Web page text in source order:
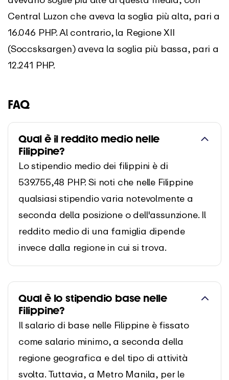
Central Luzon che aveva la soglia più alta, pari a
16.046 PHP. Al contrario, la Regione XII
(Soccsksargen) aveva la soglia più bassa, pari a
12.241 PHP.
FAQ
Qual è il reddito medio nelle
Filippine?
Lo stipendio medio dei filippini è di
539.755,48 PHP. Si noti che nelle Filippine
qualsiasi stipendio varia notevolmente a
seconda della posizione o dell'assunzione. Il
reddito medio di una famiglia dipende
invece dalla regione in cui si trova.
Qual è lo stipendio base nelle
Filippine?
Il salario di base nelle Filippine è fissato
come salario minimo, a seconda della
regione geografica e del tipo di attività
svolta. Tuttavia, a Metro Manila, per le